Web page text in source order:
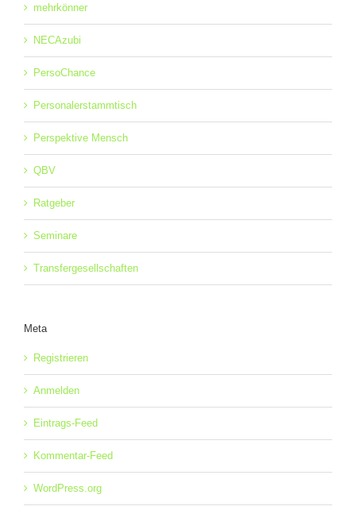
mehrkönner
NECAzubi
PersoChance
Personalerstammtisch
Perspektive Mensch
QBV
Ratgeber
Seminare
Transfergesellschaften
Meta
Registrieren
Anmelden
Eintrags-Feed
Kommentar-Feed
WordPress.org